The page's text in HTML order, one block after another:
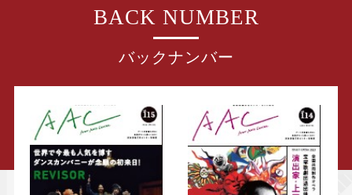
BACK NUMBER
バックナンバー